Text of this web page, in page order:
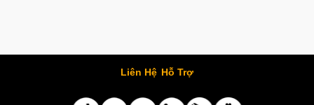
Liên Hệ Hỗ Trợ